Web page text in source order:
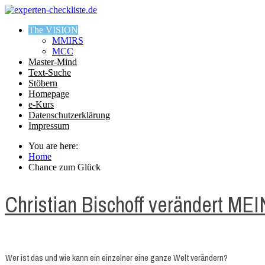
The VISION
MMIRS
MCC
Master-Mind
Text-Suche
Stöbern
Homepage
e-Kurs
Datenschutzerklärung
Impressum
You are here:
Home
Chance zum Glück
Christian Bischoff verändert
Wer ist das und wie kann ein einzelner eine ganze Welt verändern?